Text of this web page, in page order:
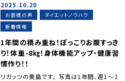
2025.10.20
お客様の声
ダイエットノウハウ
新着情報
1年間の積み重ね！ぽっこりお腹すっき
り！体重-8㎏！身体機能アップ・健康習
慣作り！！
リガッツの栗島です。 写真は1年間、週1～2